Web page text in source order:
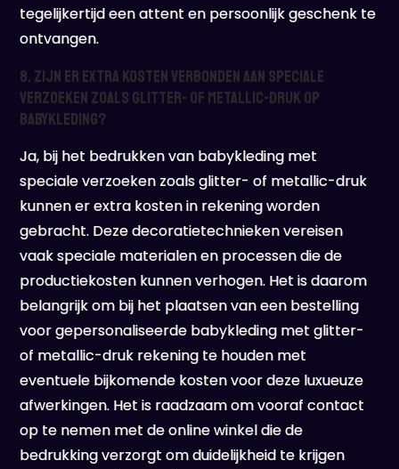
tegelijkertijd een attent en persoonlijk geschenk te
ontvangen.
8. Zijn er extra kosten verbonden aan speciale
verzoeken zoals glitter- of metallic-druk op
babykleding?
Ja, bij het bedrukken van babykleding met
speciale verzoeken zoals glitter- of metallic-druk
kunnen er extra kosten in rekening worden
gebracht. Deze decoratietechnieken vereisen
vaak speciale materialen en processen die de
productiekosten kunnen verhogen. Het is daarom
belangrijk om bij het plaatsen van een bestelling
voor gepersonaliseerde babykleding met glitter-
of metallic-druk rekening te houden met
eventuele bijkomende kosten voor deze luxueuze
afwerkingen. Het is raadzaam om vooraf contact
op te nemen met de online winkel die de
bedrukking verzorgt om duidelijkheid te krijgen